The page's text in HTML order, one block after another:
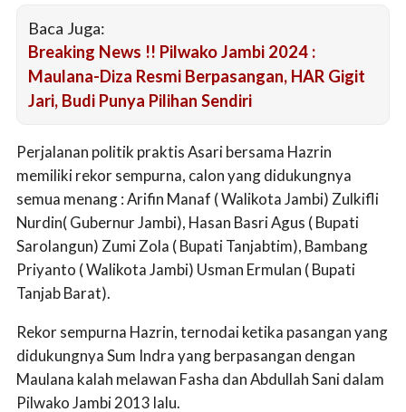
Baca Juga:
Breaking News !! Pilwako Jambi 2024 :
Maulana-Diza Resmi Berpasangan, HAR Gigit
Jari, Budi Punya Pilihan Sendiri
Perjalanan politik praktis Asari bersama Hazrin
memiliki rekor sempurna, calon yang didukungnya
semua menang : Arifin Manaf ( Walikota Jambi) Zulkifli
Nurdin( Gubernur Jambi), Hasan Basri Agus ( Bupati
Sarolangun) Zumi Zola ( Bupati Tanjabtim), Bambang
Priyanto ( Walikota Jambi) Usman Ermulan ( Bupati
Tanjab Barat).
Rekor sempurna Hazrin, ternodai ketika pasangan yang
didukungnya Sum Indra yang berpasangan dengan
Maulana kalah melawan Fasha dan Abdullah Sani dalam
Pilwako Jambi 2013 lalu.